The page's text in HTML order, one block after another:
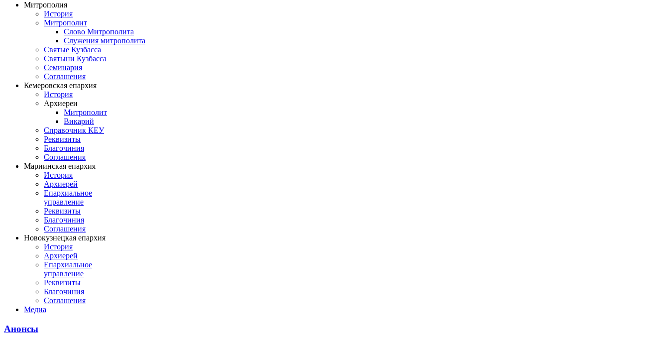
Митрополия
История
Митрополит
Слово Митрополита
Служения митрополита
Святые Кузбасса
Святыни Кузбасса
Семинария
Соглашения
Кемеровская епархия
История
Архиереи
Митрополит
Викарий
Справочник КЕУ
Реквизиты
Благочиния
Соглашения
Мариинская епархия
История
Архиерей
Епархиальное
управление
Реквизиты
Благочиния
Соглашения
Новокузнецкая епархия
История
Архиерей
Епархиальное
управление
Реквизиты
Благочиния
Соглашения
Медиа
Анонсы